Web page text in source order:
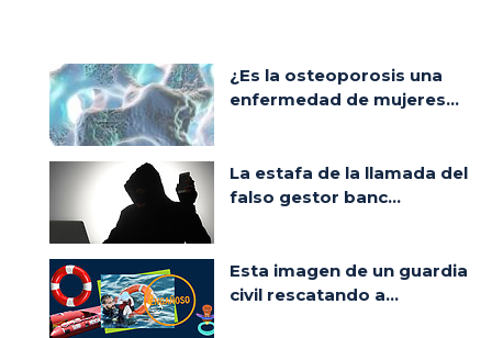
¿Es la osteoporosis una
enfermedad de mujeres...
La estafa de la llamada del
falso gestor banc...
Esta imagen de un guardia
civil rescatando a...